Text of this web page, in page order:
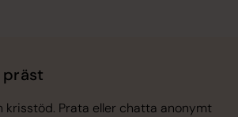
krisstöd. Prata eller chatta anonymt